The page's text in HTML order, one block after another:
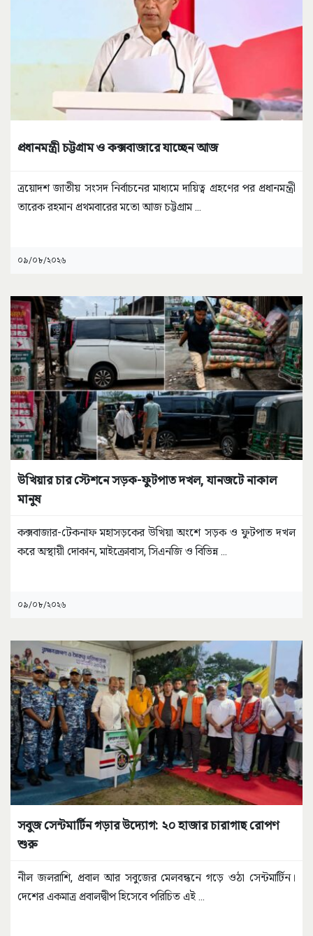
প্রধানমন্ত্রী চট্টগ্রাম ও কক্সবাজারে যাচ্ছেন আজ
ত্রয়োদশ জাতীয় সংসদ নির্বাচনের মাধ্যমে দায়িত্ব গ্রহণের পর প্রধানমন্ত্রী
তারেক রহমান প্রথমবারের মতো আজ চট্টগ্রাম ...
০৯/০৮/২০২৬
উখিয়ার চার স্টেশনে সড়ক-ফুটপাত দখল, যানজটে নাকাল
মানুষ
কক্সবাজার-টেকনাফ মহাসড়কের উখিয়া অংশে সড়ক ও ফুটপাত দখল
করে অস্থায়ী দোকান, মাইক্রোবাস, সিএনজি ও বিভিন্ন...
০৯/০৮/২০২৬
সবুজ সেন্টমার্টিন গড়ার উদ্যোগ: ২০ হাজার চারাগাছ রোপণ
শুরু
নীল জলরাশি, প্রবাল আর সবুজের মেলবন্ধনে গড়ে ওঠা সেন্টমার্টিন।
দেশের একমাত্র প্রবালদ্বীপ হিসেবে পরিচিত এই ...